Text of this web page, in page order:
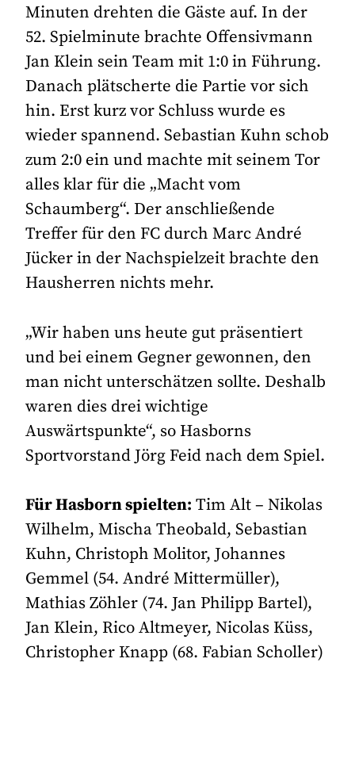
Minuten drehten die Gäste auf. In der
52. Spielminute brachte Offensivmann
Jan Klein sein Team mit 1:0 in Führung.
Danach plätscherte die Partie vor sich
hin. Erst kurz vor Schluss wurde es
wieder spannend. Sebastian Kuhn schob
zum 2:0 ein und machte mit seinem Tor
alles klar für die „Macht vom
Schaumberg“. Der anschließende
Treffer für den FC durch Marc André
Jücker in der Nachspielzeit brachte den
Hausherren nichts mehr.
„Wir haben uns heute gut präsentiert
und bei einem Gegner gewonnen, den
man nicht unterschätzen sollte. Deshalb
waren dies drei wichtige
Auswärtspunkte“, so Hasborns
Sportvorstand Jörg Feid nach dem Spiel.
Für Hasborn spielten: Tim Alt – Nikolas
Wilhelm, Mischa Theobald, Sebastian
Kuhn, Christoph Molitor, Johannes
Gemmel (54. André Mittermüller),
Mathias Zöhler (74. Jan Philipp Bartel),
Jan Klein, Rico Altmeyer, Nicolas Küss,
Christopher Knapp (68. Fabian Scholler)